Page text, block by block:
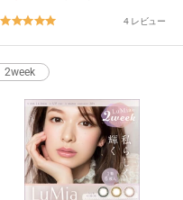
ログアウトする
5.0
rating
4 レビュー
2week